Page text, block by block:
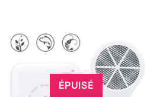
ÉPUISÉ